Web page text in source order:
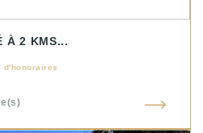
À 2 KMS...
d'honoraires